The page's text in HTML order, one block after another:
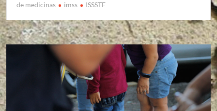
de medicinas
imss ISSSTE